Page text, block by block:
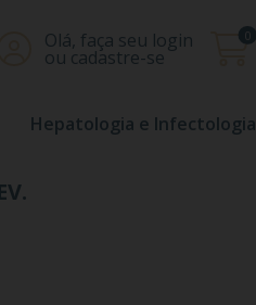
Olá, faça seu login
ou cadastre-se
0
Hepatologia e Infectologia